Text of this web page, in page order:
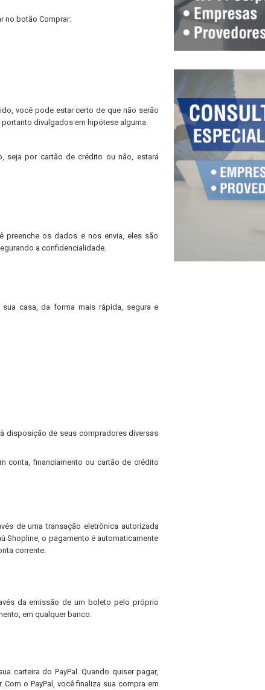
no botão Comprar:
você pode estar certo de que não serão
divulgados em hipótese alguma.
seja por cartão de crédito ou não, estará
preenche os dados e nos envia, eles são
a confidencialidade.
casa, da forma mais rápida, segura e
disposição de seus compradores diversas
conta, financiamento ou cartão de crédito
de uma transação eletrônica autorizada
Shopline, o pagamento é automaticamente
corrente.
da emissão de um boleto pelo próprio
em qualquer banco.
carteira do PayPal. Quando quiser pagar,
o PayPal, você finaliza sua compra em